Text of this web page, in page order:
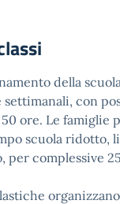
della
con
ore. Le famiglie
scuola ridotto,
per complessive